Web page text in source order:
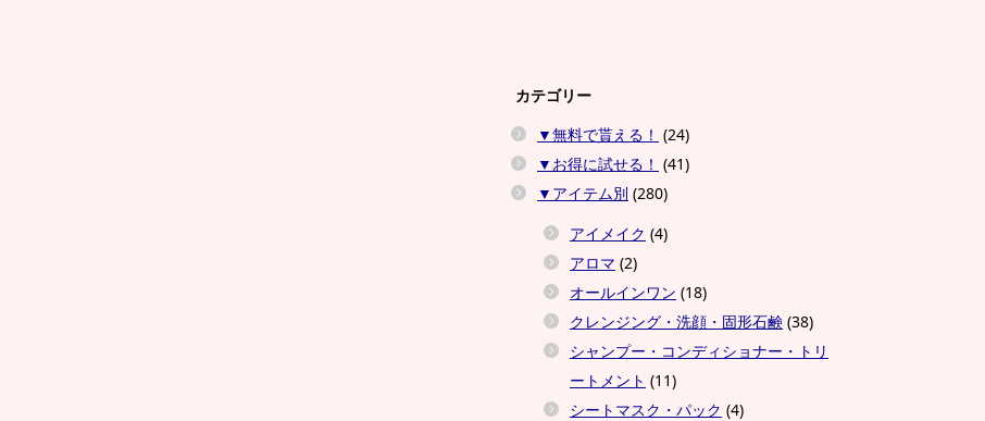
カテゴリー
▼無料で貰える！ (24)
▼お得に試せる！ (41)
▼アイテム別 (280)
アイメイク (4)
アロマ (2)
オールインワン (18)
クレンジング・洗顔・固形石鹸 (38)
シャンプー・コンディショナー・トリ
ートメント (11)
シートマスク・パック (4)